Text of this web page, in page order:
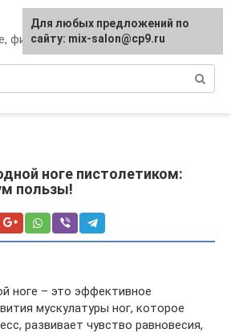
фитнес, образ жизни
ноге пистолетиком:
пользы!
ноге – это эффективное
мускулатуры ног, которое
развивает чувство равновесия,
Для любых предложений по
сайту: mix-salon@cp9.ru